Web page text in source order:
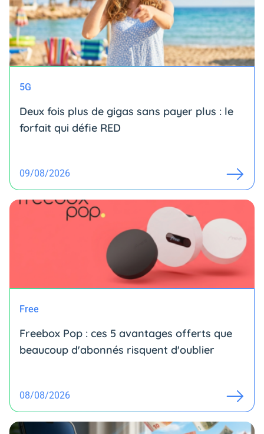
5G
Deux fois plus de gigas sans payer plus : le
forfait qui défie RED
09/08/2026
Free
Freebox Pop : ces 5 avantages offerts que
beaucoup d'abonnés risquent d'oublier
08/08/2026